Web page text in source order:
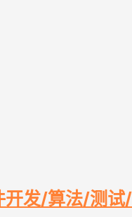
开发/算法/测试/